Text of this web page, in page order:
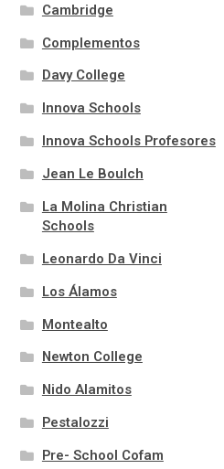
Cambridge
Complementos
Davy College
Innova Schools
Innova Schools Profesores
Jean Le Boulch
La Molina Christian
Schools
Leonardo Da Vinci
Los Álamos
Montealto
Newton College
Nido Alamitos
Pestalozzi
Pre- School Cofam